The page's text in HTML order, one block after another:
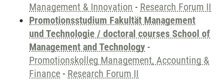
Management & Innovation - Research Forum II
Promotionsstudium Fakultät Management
und Technologie / doctoral courses School of
Management and Technology -
Promotionskolleg Management, Accounting &
Finance - Research Forum II